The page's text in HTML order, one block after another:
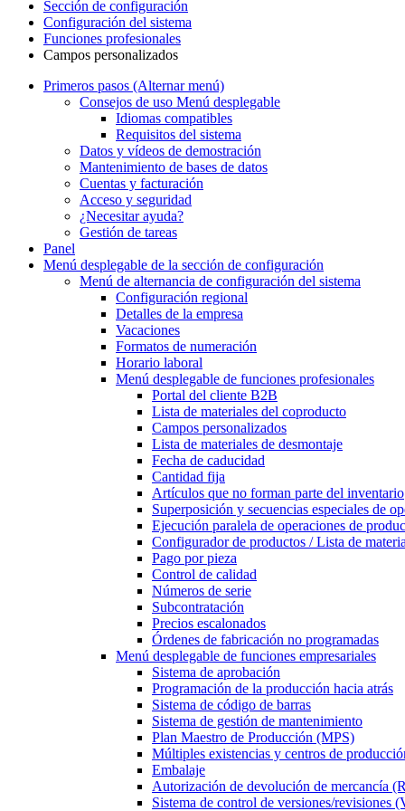
Sección de configuración
Configuración del sistema
Funciones profesionales
Campos personalizados
Primeros pasos (Alternar menú)
Consejos de uso Menú desplegable
Idiomas compatibles
Requisitos del sistema
Datos y vídeos de demostración
Mantenimiento de bases de datos
Cuentas y facturación
Acceso y seguridad
¿Necesitar ayuda?
Gestión de tareas
Panel
Menú desplegable de la sección de configuración
Menú de alternancia de configuración del sistema
Configuración regional
Detalles de la empresa
Vacaciones
Formatos de numeración
Horario laboral
Menú desplegable de funciones profesionales
Portal del cliente B2B
Lista de materiales del coproducto
Campos personalizados
Lista de materiales de desmontaje
Fecha de caducidad
Cantidad fija
Artículos que no forman parte del inventario
Superposición y secuencias especiales de
Ejecución paralela de operaciones de
Configurador de productos / Lista de
Pago por pieza
Control de calidad
Números de serie
Subcontratación
Precios escalonados
Órdenes de fabricación no programadas
Menú desplegable de funciones empresariales
Sistema de aprobación
Programación de la producción hacia atrás
Sistema de código de barras
Sistema de gestión de mantenimiento
Plan Maestro de Producción (MPS)
Múltiples existencias y centros de
Embalaje
Autorización de devolución de mercancía
Sistema de control de versiones/revisiones